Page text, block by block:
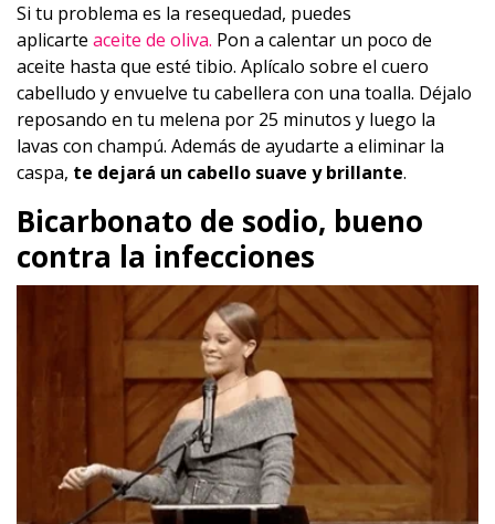
Si tu problema es la resequedad, puedes
aplicarte aceite de oliva. Pon a calentar un poco de
aceite hasta que esté tibio. Aplícalo sobre el cuero
cabelludo y envuelve tu cabellera con una toalla. Déjalo
reposando en tu melena por 25 minutos y luego la
lavas con champú. Además de ayudarte a eliminar la
caspa, te dejará un cabello suave y brillante.
Bicarbonato de sodio, bueno
contra la infecciones